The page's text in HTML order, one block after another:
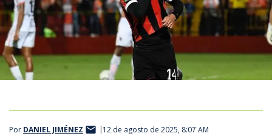
Por DANIEL JIMÉNEZ 12 de agosto de 2025, 8:07 AM